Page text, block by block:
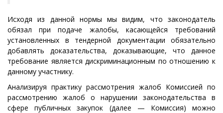
Исходя из данной нормы мы видим, что законодатель
обязал при подаче жалобы, касающейся требований
установленных в тендерной документации обязательно
добавлять доказательства, доказывающие, что данное
требование является дискриминационным по отношению к
данному участнику.
Анализируя практику рассмотрения жалоб Комиссией по
рассмотрению жалоб о нарушении законодательства в
сфере публичных закупок (далее — Комиссия) можно